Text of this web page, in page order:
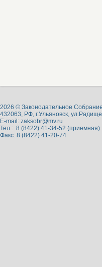
2026 © Законодательное
432063, РФ, г.Ульяновск,
E-mail: zaksobr@mv.ru
Тел.: 8 (8422) 41-34-52 (приемная)
Факс: 8 (8422) 41-20-74